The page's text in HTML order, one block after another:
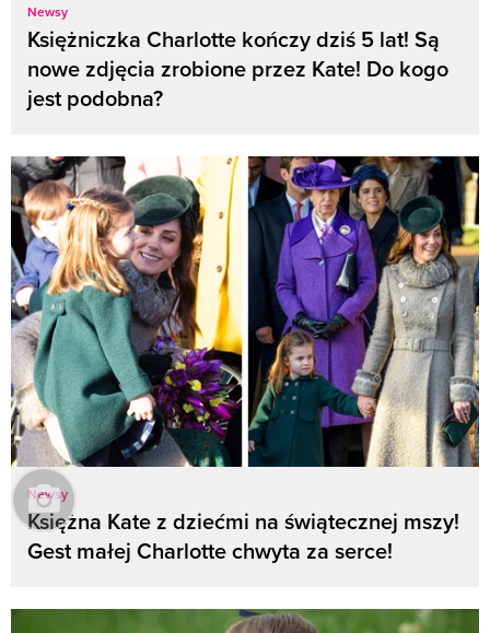
Newsy
Księżniczka Charlotte kończy dziś 5 lat! Są
nowe zdjęcia zrobione przez Kate! Do kogo
jest podobna?
Newsy
Księżna Kate z dziećmi na świątecznej mszy!
Gest małej Charlotte chwyta za serce!